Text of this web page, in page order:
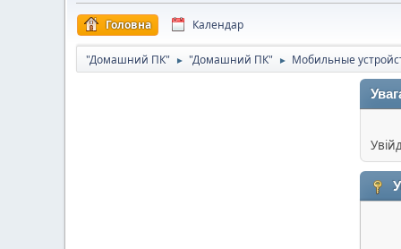
Головна Календар
"Домашний ПК" ► "Домашний ПК" ► Мобильные